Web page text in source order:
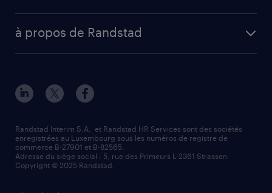
à propos de Randstad
Randstad Interim S.A. et Randstad HR Services sont des sociétés
enregistrées au Luxembourg sous les numéros de registre de
commerce B-27901 et B-82565.
Adresse du siège social : 5, rue des Primeurs L-2361 Strassen.
Copyright © 2025 Randstad.